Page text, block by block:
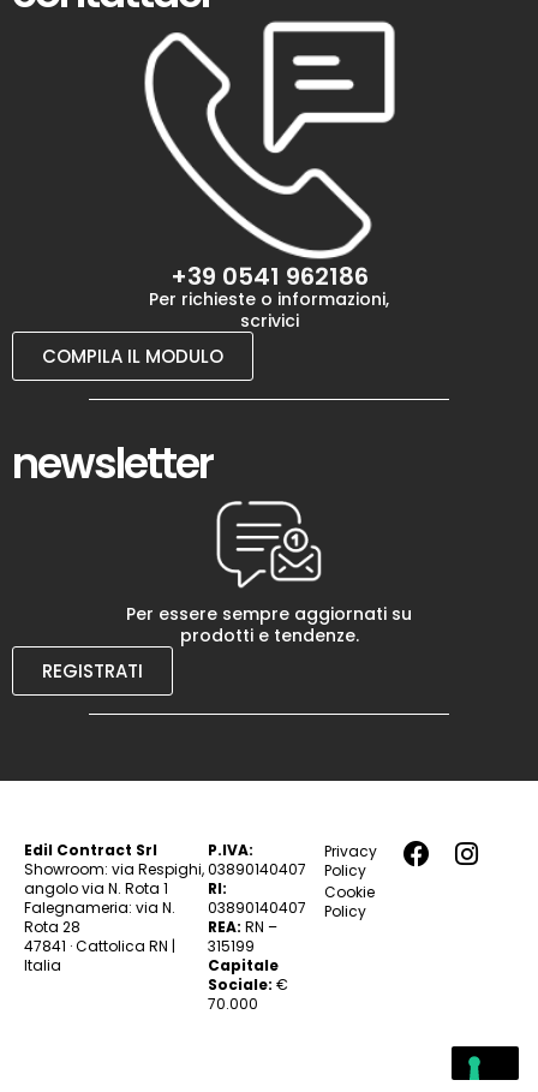
+39 0541 962186
Per richieste o informazioni,
scrivici
COMPILA IL MODULO
newsletter
Per essere sempre aggiornati su
prodotti e tendenze.
REGISTRATI
Edil Contract Srl
Showroom: via Respighi,
angolo via N. Rota 1
Falegnameria: via N.
Rota 28
47841 · Cattolica RN |
Italia
P.IVA:
03890140407
RI:
03890140407
REA: RN –
315199
Capitale
Sociale: €
70.000
Privacy
Policy
Cookie
Policy